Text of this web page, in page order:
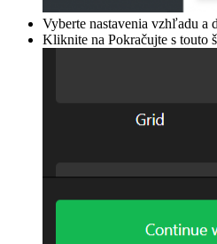
Vyberte nastavenia vzhľadu a
Kliknite na Pokračujte s touto